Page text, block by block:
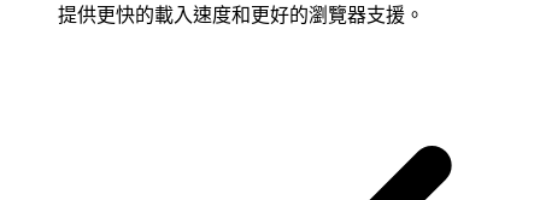
提供更快的載入速度和更好的瀏覽器支援。